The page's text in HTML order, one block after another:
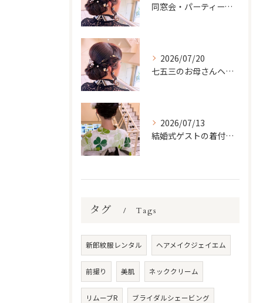
同窓会・パーティーで輝くヘアセット＆メイク｜久しぶりに会う人に最高の印象を
2026/07/20
七五三のお母さんヘアメイク＆着付けガイド｜子どもの晴れ舞台を一緒に輝いて
2026/07/13
結婚式ゲストの着付け完全ガイド｜訪問着・付け下げをもっと美しく着こなすために
タグ Tags
新郎紋服レンタル ヘアメイクジェイエム
前撮り 美肌 ネッククリーム
リムーブR ブライダルシェービング